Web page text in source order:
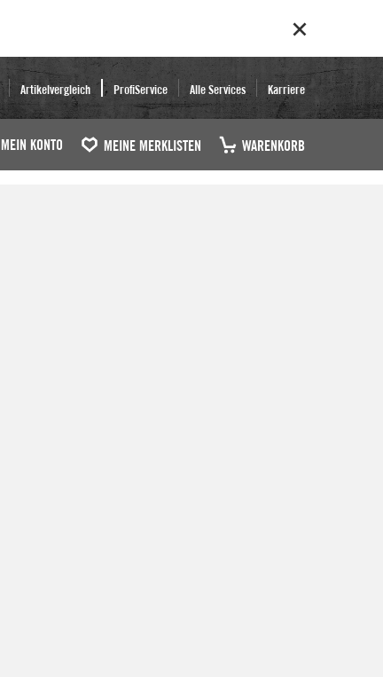
Artikelvergleich ProfiService Alle Services Karriere
MEIN KONTO MEINE MERKLISTEN WARENKORB